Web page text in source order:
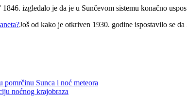
izgledalo je da je u Sunčevom sistemu konačno
Još od kako je otkriven 1930. godine ispostavilo se da
pomrčinu Sunca i noć meteora
noćnog krajobraza